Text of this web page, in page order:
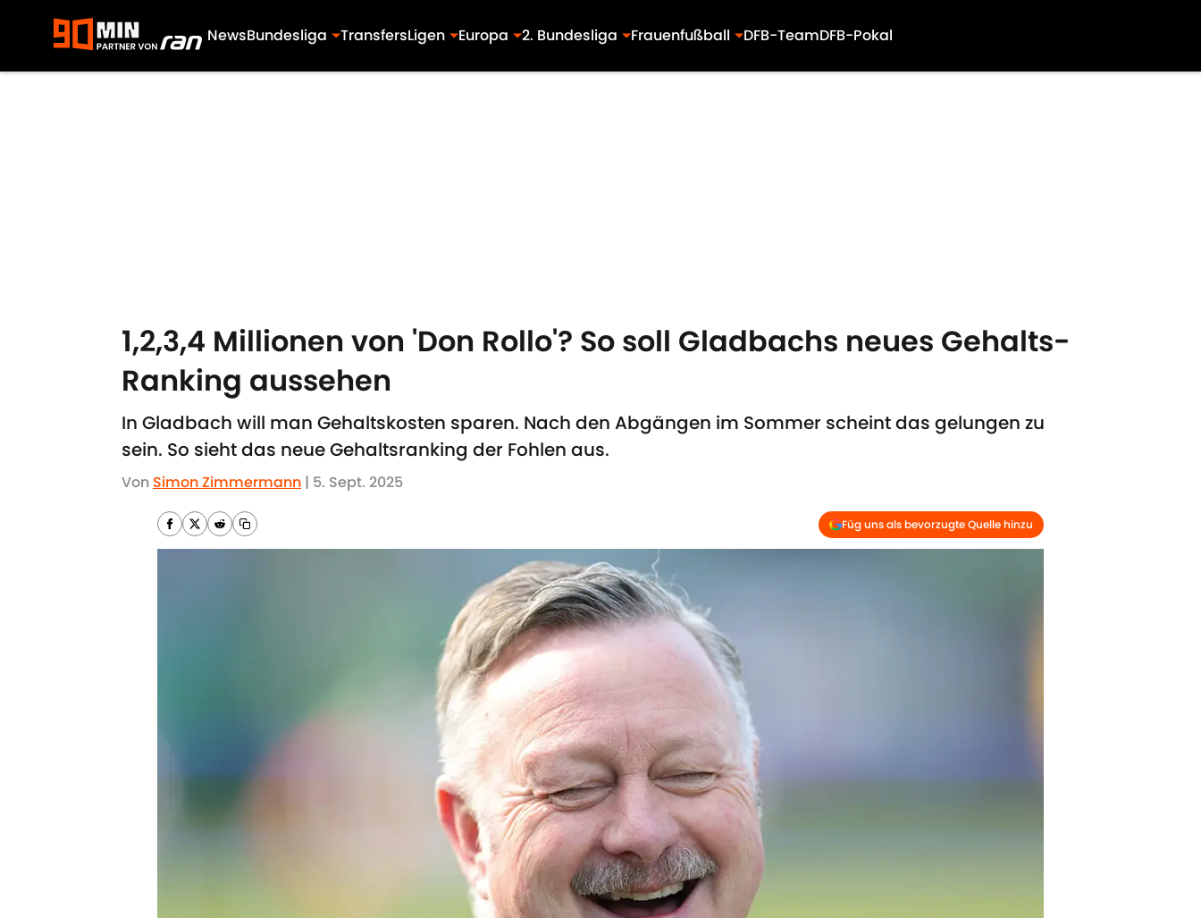
NewsBundesliga TransfersLigen Europa 2. Bundesliga Frauenfußball DFB-TeamDFB-Pokal
1,2,3,4 Millionen von 'Don Rollo'? So soll Gladbachs neues Gehalts-
Ranking aussehen
In Gladbach will man Gehaltskosten sparen. Nach den Abgängen im Sommer scheint das gelungen zu
sein. So sieht das neue Gehaltsranking der Fohlen aus.
Von Simon Zimmermann | 5. Sept. 2025
Füg uns als bevorzugte Quelle hinzu